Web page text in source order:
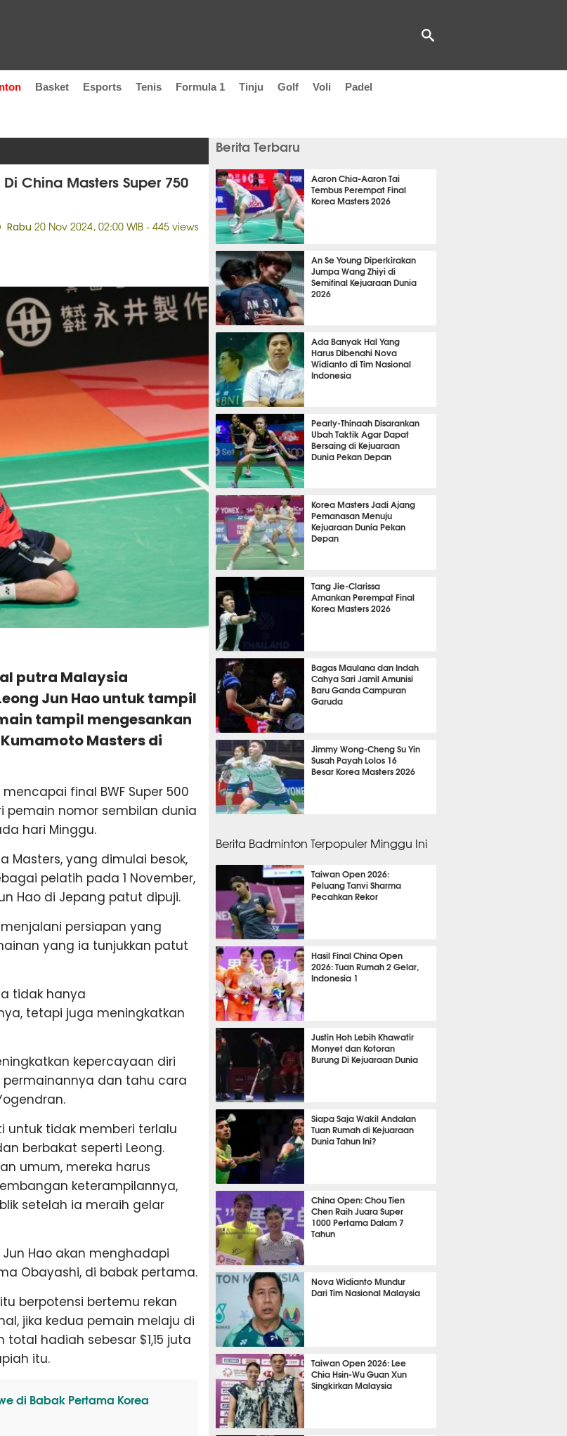
Basket Esports Tenis Formula 1 Tinju Golf Voli Padel
China Masters Super 750
Rabu 20 Nov 2024, 02:00 WIB- 445 views
putra Malaysia
Jun Hao untuk tampil
tampil mengesankan
Masters di
final BWF Super 500
pemain nomor sembilan dunia
hari Minggu.
Masters, yang dimulai besok,
pelatih pada 1 November,
Hao di Jepang patut dipuji.
persiapan yang
yang ia tunjukkan patut
tidak hanya
tetapi juga meningkatkan
kepercayaan diri
permainannya dan tahu cara
untuk tidak memberi terlalu
berbakat seperti Leong.
umum, mereka harus
keterampilannya,
setelah ia meraih gelar
Jun Hao akan menghadapi
Obayashi, di babak pertama.
berpotensi bertemu rekan
jika kedua pemain melaju di
hadiah sebesar $1,15 juta
itu.
di Babak Pertama Korea
Berita Terbaru
Aaron Chia-Aaron Tai
Tembus Perempat Final
Korea Masters 2026
44 menit 33 detik lalu
An Se Young Diperkirakan
Jumpa Wang Zhiyi di
Semifinal Kejuaraan Dunia
2026
1 jam 44 menit lalu
Ada Banyak Hal Yang
Harus Dibenahi Nova
Widianto di Tim Nasional
Indonesia
2 jam 44 menit lalu
Pearly-Thinaah Disarankan
Ubah Taktik Agar Dapat
Bersaing di Kejuaraan
Dunia Pekan Depan
3 jam 15 menit lalu
Korea Masters Jadi Ajang
Pemanasan Menuju
Kejuaraan Dunia Pekan
Depan
3 jam 45 menit lalu
Tang Jie-Clarissa
Amankan Perempat Final
Korea Masters 2026
4 jam 14 menit lalu
Bagas Maulana dan Indah
Cahya Sari Jamil Amunisi
Baru Ganda Campuran
Garuda
12 jam 44 menit lalu
Jimmy Wong-Cheng Su Yin
Susah Payah Lolos 16
Besar Korea Masters 2026
Berita Badminton Terpopuler Minggu Ini
Taiwan Open 2026:
Peluang Tanvi Sharma
Pecahkan Rekor
BADMINTON
Hasil Final China Open
2026: Tuan Rumah 2 Gelar,
Indonesia 1
BADMINTON
Justin Hoh Lebih Khawatir
Monyet dan Kotoran
Burung Di Kejuaraan Dunia
BADMINTON
Siapa Saja Wakil Andalan
Tuan Rumah di Kejuaraan
Dunia Tahun Ini?
BADMINTON
China Open: Chou Tien
Chen Raih Juara Super
1000 Pertama Dalam 7
Tahun
BADMINTON
Nova Widianto Mundur
Dari Tim Nasional Malaysia
BADMINTON
Taiwan Open 2026: Lee
Chia Hsin-Wu Guan Xun
Singkirkan Malaysia